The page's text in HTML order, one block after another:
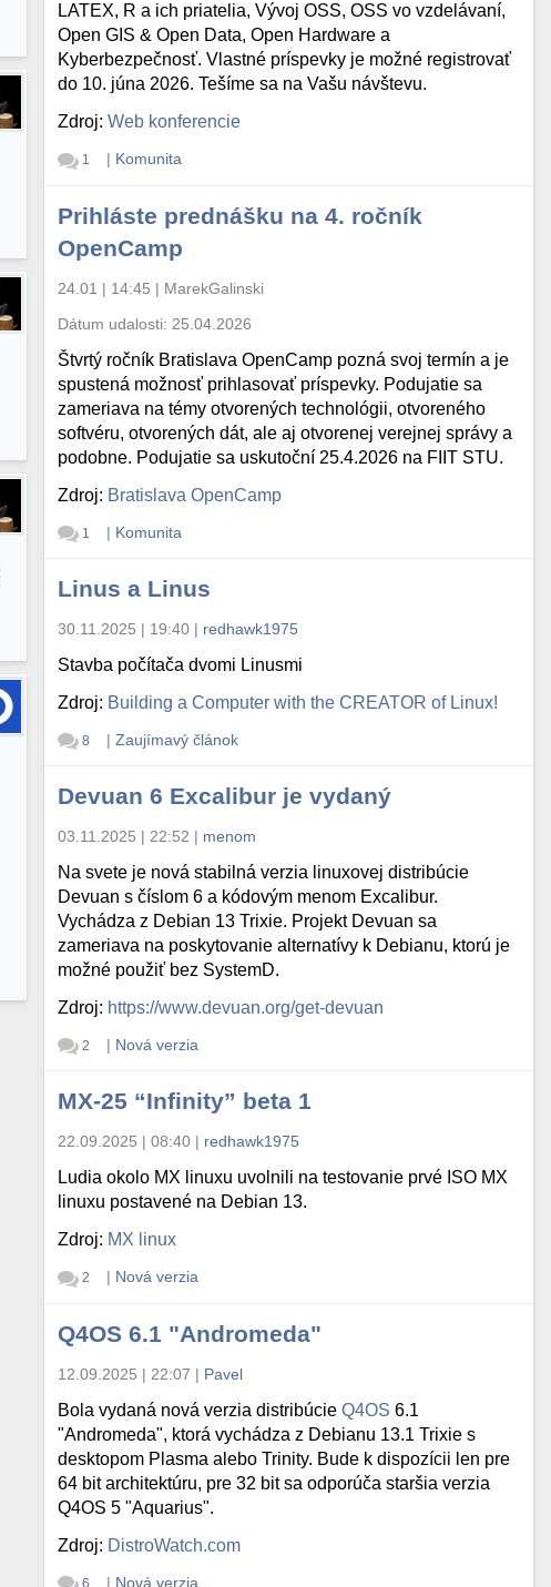
LATEX, R a ich priatelia, Vývoj OSS, OSS vo vzdelávaní,
Open GIS & Open Data, Open Hardware a
Kyberbezpečnosť. Vlastné príspevky je možné registrovať
do 10. júna 2026. Tešíme sa na Vašu návštevu.
Zdroj:Web konferencie
1 | Komunita
Prihláste prednášku na 4. ročník
OpenCamp
24.01 | 14:45 | MarekGalinski
Dátum udalosti: 25.04.2026
Štvrtý ročník Bratislava OpenCamp pozná svoj termín a je
spustená možnosť prihlasovať príspevky. Podujatie sa
zameriava na témy otvorených technológii, otvoreného
softvéru, otvorených dát, ale aj otvorenej verejnej správy a
podobne. Podujatie sa uskutoční 25.4.2026 na FIIT STU.
Zdroj: Bratislava OpenCamp
1 | Komunita
Linus a Linus
30.11.2025 | 19:40 | redhawk1975
Stavba počítača dvomi Linusmi
Zdroj: Building a Computer with the CREATOR of Linux!
8 | Zaujímavý článok
Devuan 6 Excalibur je vydaný
03.11.2025 | 22:52 | menom
Na svete je nová stabilná verzia linuxovej distribúcie
Devuan s číslom 6 a kódovým menom Excalibur.
Vychádza z Debian 13 Trixie. Projekt Devuan sa
zameriava na poskytovanie alternatívy k Debianu, ktorú je
možné použiť bez SystemD.
Zdroj: https://www.devuan.org/get-devuan
2 | Nová verzia
MX-25 “Infinity” beta 1
22.09.2025 | 08:40 | redhawk1975
Ludia okolo MX linuxu uvolnili na testovanie prvé ISO MX
linuxu postavené na Debian 13.
Zdroj: MX linux
2 | Nová verzia
Q4OS 6.1 "Andromeda"
12.09.2025 | 22:07 | Pavel
Bola vydaná nová verzia distribúcieQ4OS 6.1
"Andromeda", ktorá vychádza z Debianu 13.1 Trixie s
desktopom Plasma alebo Trinity. Bude k dispozícii len pre
64 bit architektúru, pre 32 bit sa odporúča staršia verzia
Q4OS 5 "Aquarius".
Zdroj: DistroWatch.com
6 | Nová verzia